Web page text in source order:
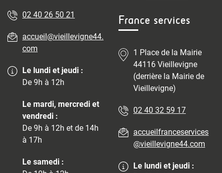
02 40 26 50 21
accueil@vieillevigne44.
com
Le lundi et jeudi :
De 9h à 12h
Le mardi, mercredi et
vendredi :
De 9h à 12h et de 14h
à 17h
Le samedi :
France services
1 Place de la Mairie
44116 Vieillevigne
(derrière la Mairie de
Vieillevigne)
02 40 32 59 17
accueilfranceservices
@vieillevigne44.com
Le lundi et jeudi :